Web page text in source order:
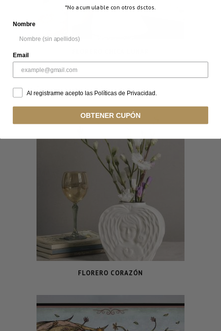
Productos relacionados...
FLORERO CORAZÓN
*No acumulable con otros dsctos.
Nombre
Email
Al registrarme acepto las Políticas de Privacidad.
OBTENER CUPÓN